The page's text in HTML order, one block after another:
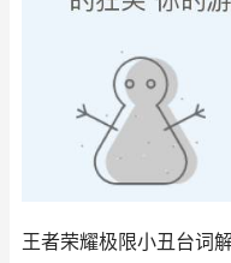
王者荣耀极限小丑台词